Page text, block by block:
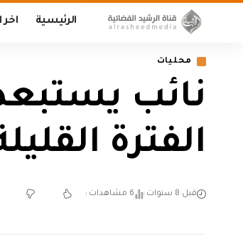
الرئيسية اخر
محليات
نائب
الفترة
قبل 8 سنوات 6 مشاهدات